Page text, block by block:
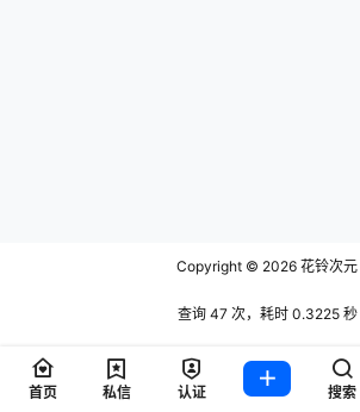
Copyright © 2026 花铃次元
查询 47 次，耗时 0.3225 秒
首页 私信 认证 搜索